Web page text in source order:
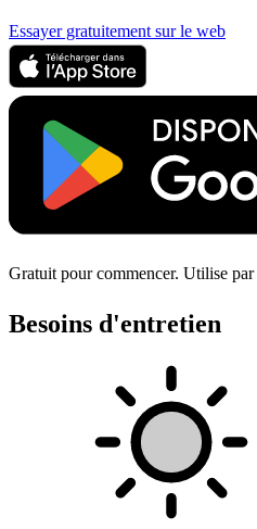
Essayer gratuitement sur le web
Gratuit pour commencer. Utilise
Besoins d'entretien